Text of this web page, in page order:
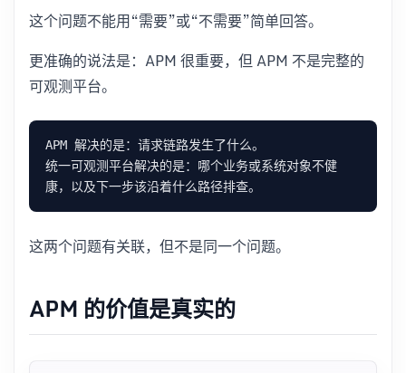
这个问题不能用“需要”或“不需要”简单回答。
更准确的说法是：APM 很重要，但 APM 不是完整的
可观测平台。
统一可观测平台解决的是：哪个业务或系统对象不健
这两个问题有关联，但不是同一个问题。
APM 的价值是真实的